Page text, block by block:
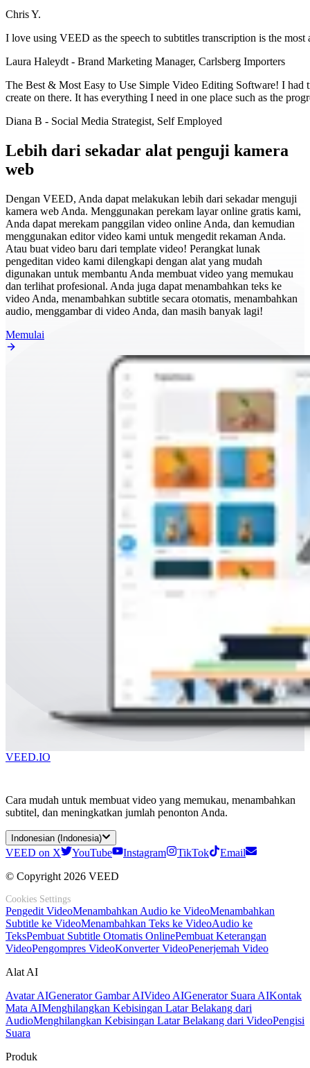
Chris Y.
I love using VEED as the speech to subtitles transcription is the
Laura Haleydt - Brand Marketing Manager, Carlsberg Importers
The Best & Most Easy to Use Simple Video Editing Software! I had
create on there. It has everything I need in one place such as the
Diana B - Social Media Strategist, Self Employed
Lebih dari sekadar alat penguji kamera
web
Dengan VEED, Anda dapat melakukan lebih dari sekadar menguji
kamera web Anda. Menggunakan perekam layar online gratis kami,
Anda dapat merekam panggilan video online Anda, dan kemudian
menggunakan editor video kami untuk mengedit rekaman Anda.
Atau buat video baru dari template video! Perangkat lunak
pengeditan video kami dilengkapi dengan alat yang mudah
digunakan untuk membantu Anda membuat video yang memukau
dan terlihat profesional. Anda juga dapat menambahkan teks ke
video Anda, menambahkan subtitle secara otomatis, menambahkan
audio, menggambar di video Anda, dan masih banyak lagi!
Memulai
VEED.IO
Cara mudah untuk membuat video yang memukau, menambahkan
subtitel, dan meningkatkan jumlah penonton Anda.
Indonesian (Indonesia)
VEED on X YouTube Instagram TikTok
Email
© Copyright 2026 VEED
Cookies Settings
Pengedit VideoMenambahkan Audio ke VideoMenambahkan
Subtitle ke VideoMenambahkan Teks ke VideoAudio ke
TeksPembuat Subtitle Otomatis OnlinePembuat Keterangan
VideoPengompres VideoKonverter VideoPenerjemah Video
Alat AI
Avatar AIGenerator Gambar AIVideo AIGenerator Suara AIKontak
Mata AIMenghilangkan Kebisingan Latar Belakang dari
AudioMenghilangkan Kebisingan Latar Belakang dari VideoPengisi
Suara
Produk